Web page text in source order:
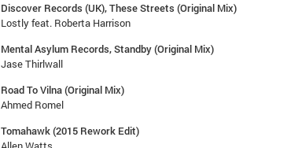
Discover Records (UK), These Streets (Original Mix)
Lostly feat. Roberta Harrison
Mental Asylum Records, Standby (Original Mix)
Jase Thirlwall
Road To Vilna (Original Mix)
Ahmed Romel
Tomahawk (2015 Rework Edit)